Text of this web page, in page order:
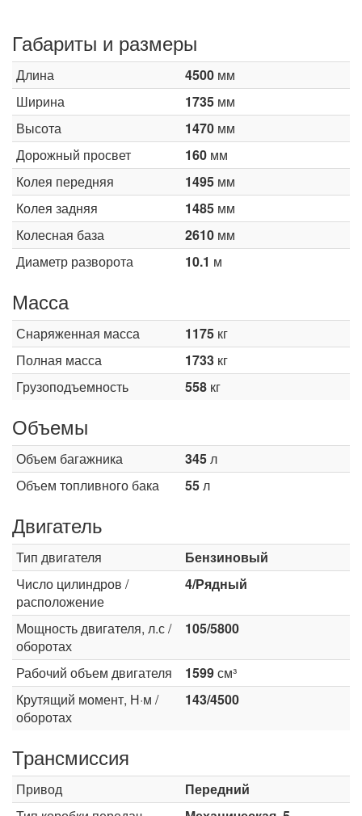
Габариты и размеры
Длина 4500 мм
Ширина
1735 мм
Высота
1470 мм
Дорожный просвет
160 мм
Колея передняя
1495 мм
Колея задняя
1485 мм
Колесная база
2610 мм
Диаметр разворота
10.1 м
Масса
Снаряженная масса 1175 кг
Полная масса
1733 кг
Грузоподъемность
558 кг
Объемы
Объем багажника 345л
Объем топливного бака
55л
Двигатель
Тип двигателя
Бензиновый
Число цилиндров /
расположение
4/Рядный
Мощность двигателя, л.с /
оборотах
105/5800
Рабочий объем двигателя 1599см³
Крутящий момент, Н·м /
оборотах
143/4500
Трансмиссия
Привод
Передний